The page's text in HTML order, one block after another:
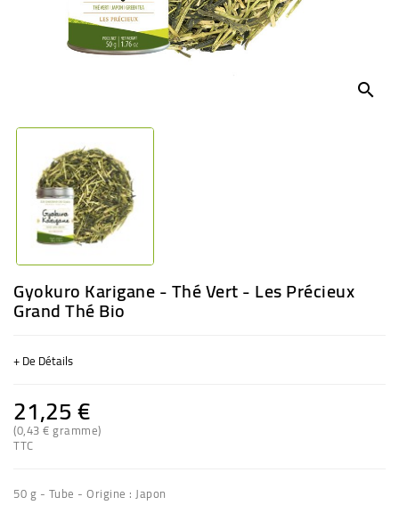
CULTUREL
search
Gyokuro Karigane - Thé Vert - Les Précieux
Grand Thé Bio
+ De Détails
21,25 €
(0,43 € gramme)
TTC
50 g - Tube - Origine : Japon